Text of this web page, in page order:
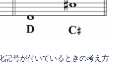
記号が付いているときの考え方